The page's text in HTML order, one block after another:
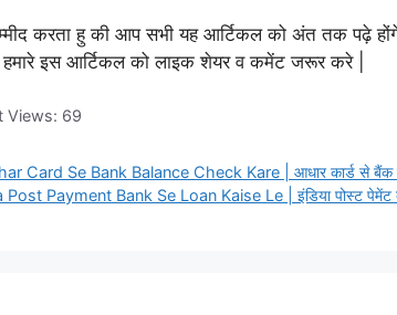
करता हु की आप सभी यह आर्टिकल को अंत तक पढ़े
इस आर्टिकल को लाइक शेयर व कमेंट जरूर करे |
Views: 69
Card Se Bank Balance Check Kare | आधार कार्ड से
Post Payment Bank Se Loan Kaise Le | इंडिया पोस्ट पेमेंट